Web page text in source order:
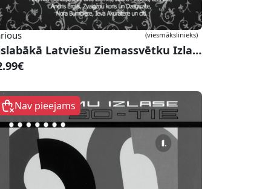
(viesmākslinieks)
Vislabākā Latviešu Ziemassvētku Izlase
Nav pieejams